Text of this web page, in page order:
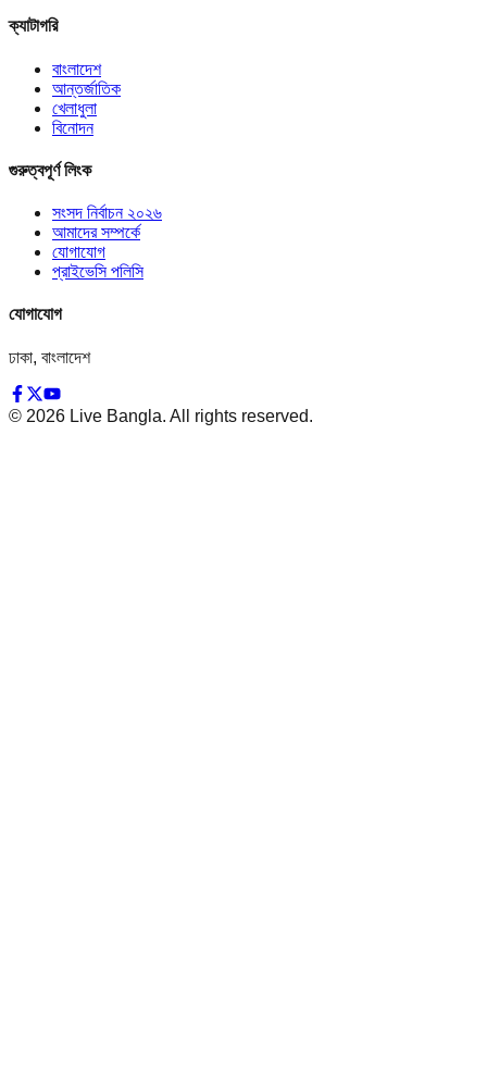
ক্যাটাগরি
বাংলাদেশ
আন্তর্জাতিক
খেলাধুলা
বিনোদন
গুরুত্বপূর্ণ লিংক
সংসদ নির্বাচন ২০২৬
আমাদের সম্পর্কে
যোগাযোগ
প্রাইভেসি পলিসি
যোগাযোগ
ঢাকা, বাংলাদেশ
© 2026 Live Bangla. All rights reserved.